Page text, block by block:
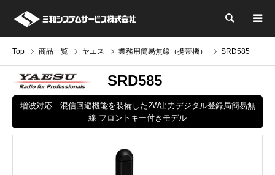
検索
Top 商品一覧 ヤエス 業務用簡易無線（携帯機） SRD585
SRD585
増波対応 混信回避機能を装備した2W出力デジタル登録局簡易無
線 フロントキー付きモデル